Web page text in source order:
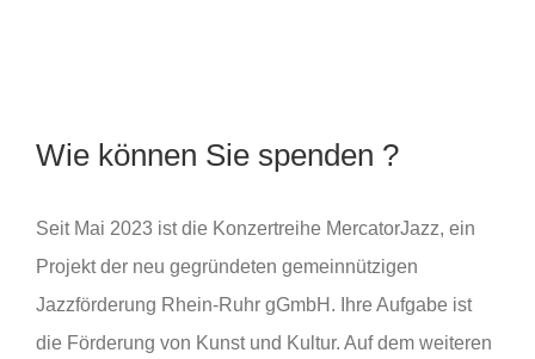
Wie können Sie spenden ?
Seit Mai 2023 ist die Konzertreihe MercatorJazz, ein
Projekt der neu gegründeten gemeinnützigen
Jazzförderung Rhein-Ruhr gGmbH. Ihre Aufgabe ist
die Förderung von Kunst und Kultur. Auf dem weiteren